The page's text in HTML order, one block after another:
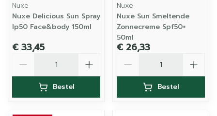
Nuxe
Nuxe Delicious Sun Spray
Ip50 Face&body 150ml
€ 33,45
Bestel
Nuxe
Nuxe Sun Smeltende
Zonnecreme Spf50+
50ml
€ 26,33
Bestel